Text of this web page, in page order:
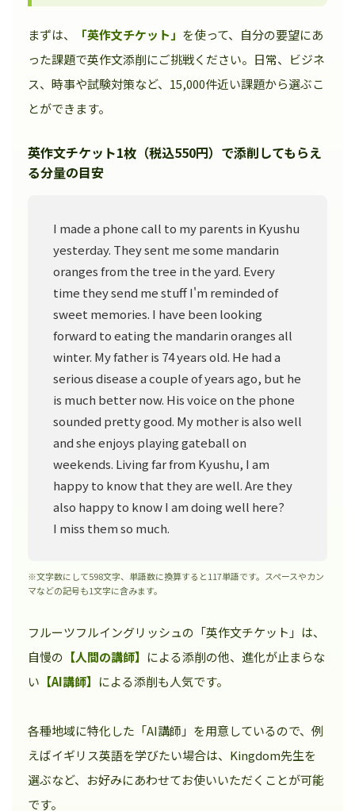
まずは、 「英作文チケット」 を使って、自分の要望にあ
った課題で英作文添削にご挑戦ください。日常、ビジネ
ス、時事や試験対策など、15,000件近い課題から選ぶこ
とができます。
英作文チケット1枚（税込550円）で添削してもらえ
る分量の目安
I made a phone call to my parents in Kyushu
yesterday. They sent me some mandarin
oranges from the tree in the yard. Every
time they send me stuff I'm reminded of
sweet memories. I have been looking
forward to eating the mandarin oranges all
winter. My father is 74 years old. He had a
serious disease a couple of years ago, but he
is much better now. His voice on the phone
sounded pretty good. My mother is also well
and she enjoys playing gateball on
weekends. Living far from Kyushu, I am
happy to know that they are well. Are they
also happy to know I am doing well here?
I miss them so much.
※文字数にして598文字、単語数に換算すると117単語です。スペースやカン
マなどの記号も1文字に含みます。
フルーツフルイングリッシュの「英作文チケット」は、
自慢の 【人間の講師】 による添削の他、進化が止まらな
い 【AI講師】 による添削も人気です。
各種地域に特化した「AI講師」を用意しているので、例
えばイギリス英語を学びたい場合は、Kingdom先生を
選ぶなど、お好みにあわせてお使いいただくことが可能
です。